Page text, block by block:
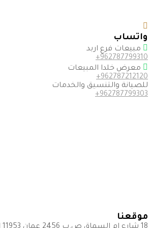
واتساب
مبيعات فرع اربد
962787799310+
معرض خلدا المبيعات
962787212120+
للصيانة والتنسيق والخدمات
962787799303+
موقعنا